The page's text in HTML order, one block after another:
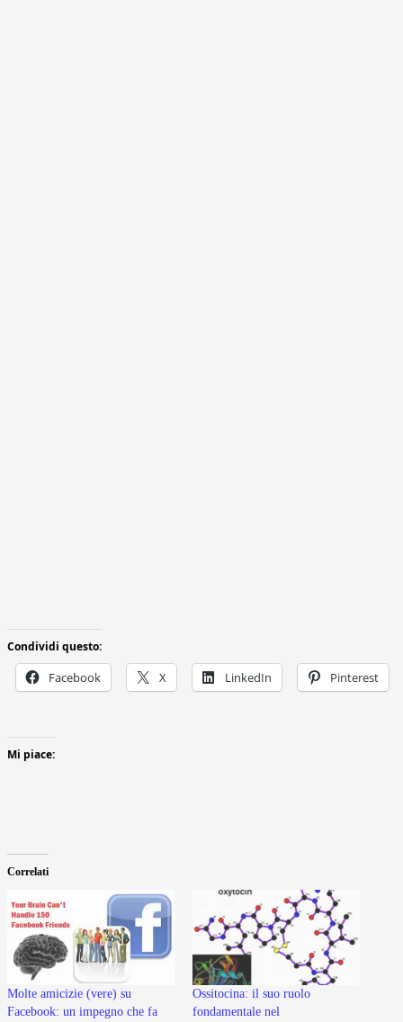
Condividi questo:
Facebook X LinkedIn Pinterest
Mi piace:
Correlati
Molte amicizie (vere) su
Facebook: un impegno che fa
Ossitocina: il suo ruolo
fondamentale nel